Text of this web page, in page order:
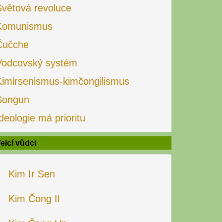
revoluce
systém
kimčongilismus
má prioritu
vůdci
Kim Ir Sen
Kim Čong Il